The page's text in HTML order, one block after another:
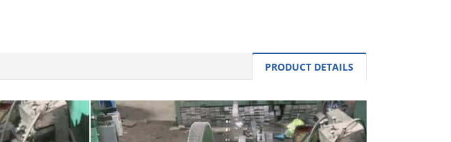
PRODUCT DETAILS